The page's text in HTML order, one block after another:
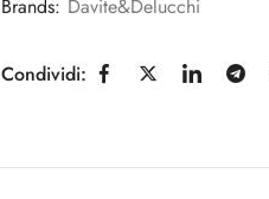
Brands: Davite&Delucchi
Condividi: